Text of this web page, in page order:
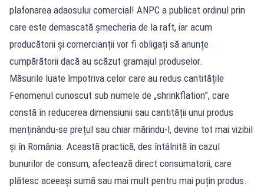
plafonarea adaosului comercial! ANPC a publicat ordinul prin
care este demascată șmecheria de la raft, iar acum
producătorii și comercianții vor fi obligați să anunțe
cumpărătorii dacă au scăzut gramajul produselor.
Măsurile luate împotriva celor care au redus cantitățile
Fenomenul cunoscut sub numele de „shrinkflation”, care
constă în reducerea dimensiunii sau cantității unui produs
menținându-se prețul sau chiar mărindu-l, devine tot mai vizibil
și în România. Această practică, des întâlnită în cazul
bunurilor de consum, afectează direct consumatorii, care
plătesc aceeași sumă sau mai mult pentru mai puțin produs.